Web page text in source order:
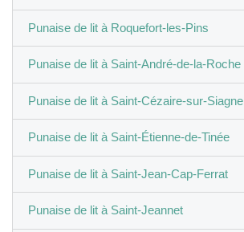
Punaise de lit à Roquefort-les-Pins
Punaise de lit à Saint-André-de-la-Roche
Punaise de lit à Saint-Cézaire-sur-Siagne
Punaise de lit à Saint-Étienne-de-Tinée
Punaise de lit à Saint-Jean-Cap-Ferrat
Punaise de lit à Saint-Jeannet